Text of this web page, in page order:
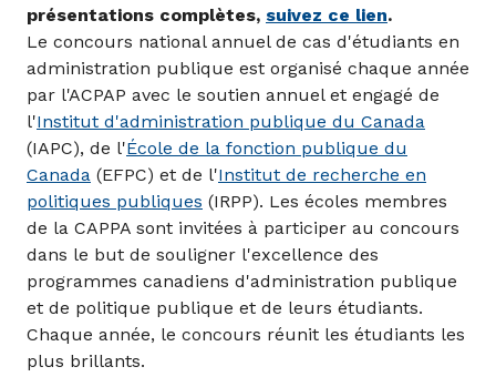
présentations complètes, suivez ce lien.
Le concours national annuel de cas d'étudiants en
administration publique est organisé chaque année
par l'ACPAP avec le soutien annuel et engagé de
l'Institut d'administration publique du Canada
(IAPC), de l'École de la fonction publique du
Canada (EFPC) et de l'Institut de recherche en
politiques publiques (IRPP). Les écoles membres
de la CAPPA sont invitées à participer au concours
dans le but de souligner l'excellence des
programmes canadiens d'administration publique
et de politique publique et de leurs étudiants.
Chaque année, le concours réunit les étudiants les
plus brillants.